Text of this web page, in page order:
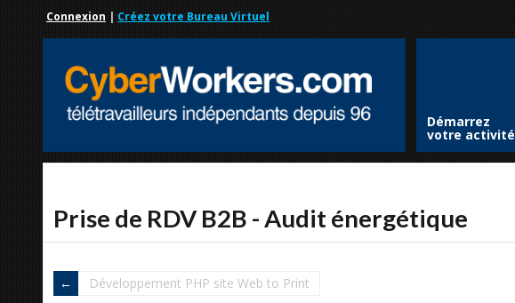
Connexion | Créez votre Bureau Virtuel
Démarrez
votre activité
Prise de RDV B2B - Audit énergétique
Développement PHP site Web to Print